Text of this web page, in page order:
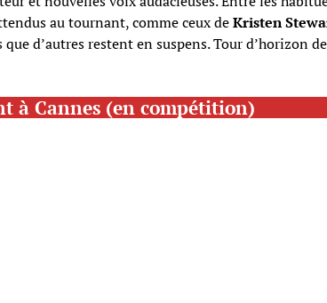
au tournant, comme ceux deKristen
d’autres restent en suspens. Tour d’horizon
à Cannes (en compétition)